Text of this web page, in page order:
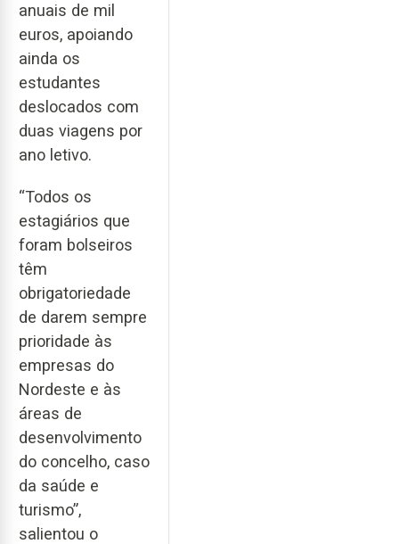
anuais de mil
euros, apoiando
ainda os
estudantes
deslocados com
duas viagens por
ano letivo.
“Todos os
estagiários que
foram bolseiros
têm
obrigatoriedade
de darem sempre
prioridade às
empresas do
Nordeste e às
áreas de
desenvolvimento
do concelho, caso
da saúde e
turismo”,
salientou o